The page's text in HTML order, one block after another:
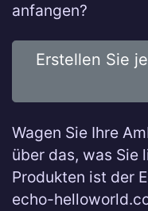
anfangen?
Erstellen Sie
Wagen Sie Ihre
über das, was Sie
Produkten ist der
echo-